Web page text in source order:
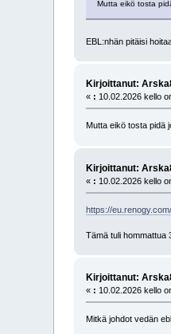
Mutta eikö tosta
EBL:nhän pitäisi
Kirjoittanut:
« : 10.02.2026 kello
Mutta eikö tosta pidä
Kirjoittanut:
« : 10.02.2026 kello
https://
Tämä tuli hommattua
Kirjoittanut:
« : 10.02.2026 kello
Mitkä johdot vedän